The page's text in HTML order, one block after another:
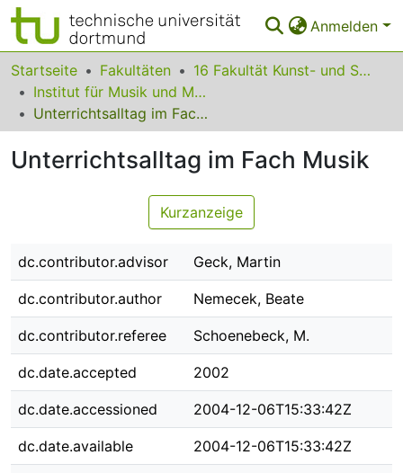
Anmelden
Bereiche & Sammlungen
Das gesamte Repositorium
Startseite Fakultäten
16 Fakultät Kunst- und Sportwissenschaften
Institut für Musik und Musikwissenschaft
Unterrichtsalltag im Fach Musik
Unterrichtsalltag im Fach Musik
Kurzanzeige
dc.contributor.advisor Geck, Martin
dc.contributor.author Nemecek, Beate
dc.contributor.referee Schoenebeck, M.
dc.date.accepted 2002
dc.date.accessioned 2004-12-06T15:33:42Z
dc.date.available 2004-12-06T15:33:42Z